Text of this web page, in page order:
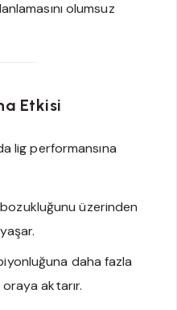
olumsuz
Etkisi
lig performansına
üzerinden
daha fazla
aktarır.